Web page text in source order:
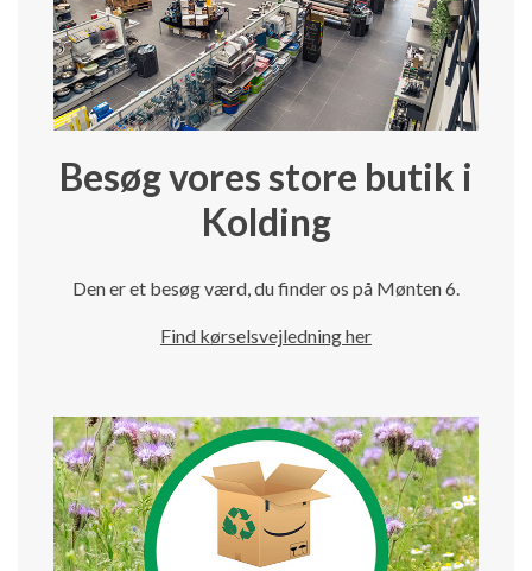
Besøg vores store butik i
Kolding
Den er et besøg værd, du finder os på Mønten 6.
Find kørselsvejledning her